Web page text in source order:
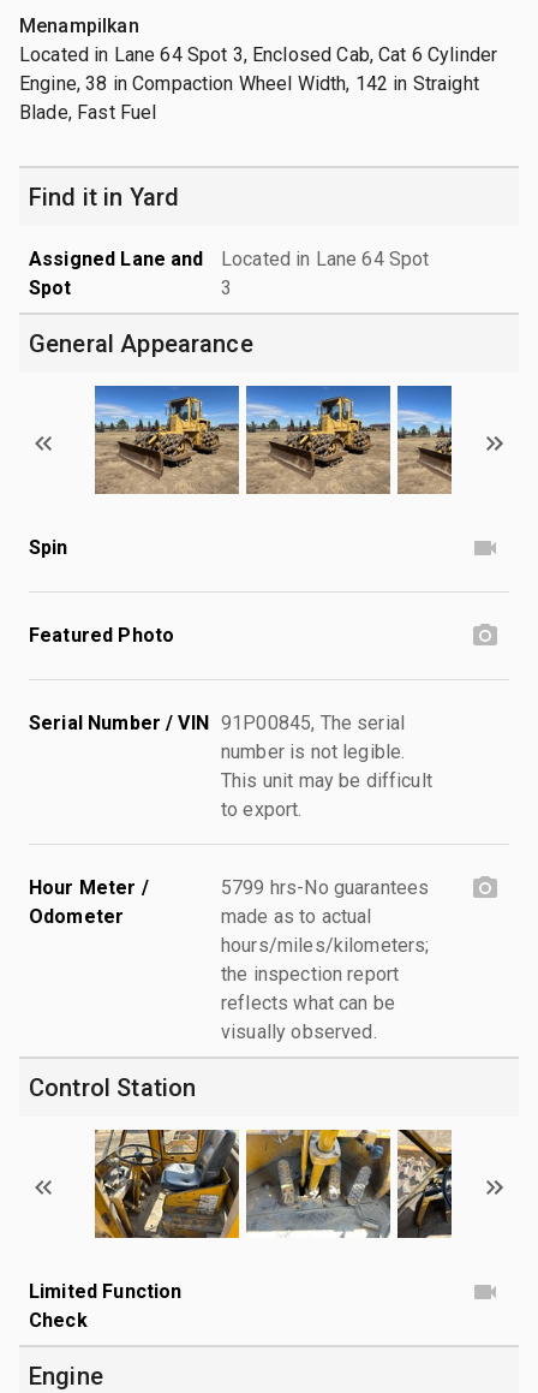
Menampilkan
Located in Lane 64 Spot 3, Enclosed Cab, Cat 6 Cylinder
Engine, 38 in Compaction Wheel Width, 142 in Straight
Blade, Fast Fuel
Find it in Yard
Assigned Lane and
Spot
Located in Lane 64 Spot
3
General Appearance
Spin
Featured Photo
Serial Number / VIN 91P00845, The serial
number is not legible.
This unit may be difficult
to export.
Hour Meter /
Odometer
5799 hrs-No guarantees
made as to actual
hours/miles/kilometers;
the inspection report
reflects what can be
visually observed.
Control Station
Limited Function
Check
Engine